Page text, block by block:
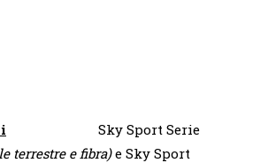
Sky Sport Serie
terrestre e fibra)e Sky Sport